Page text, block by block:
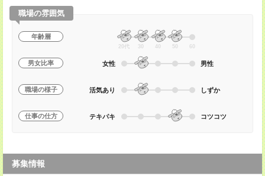
職場の雰囲気
年齢層
20代 30 40 50 60
男女比率 女性 男性
職場の様子 活気あり しずか
仕事の仕方 テキパキ コツコツ
募集情報